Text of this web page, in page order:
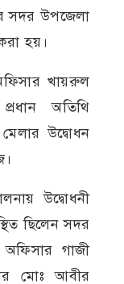
সদর উপজেলা
হয়।
খায়রুল
অতিথি
উদ্বোধন
উদ্বোধনী
ছিলেন সদর
গাজী
মোঃ আবীর